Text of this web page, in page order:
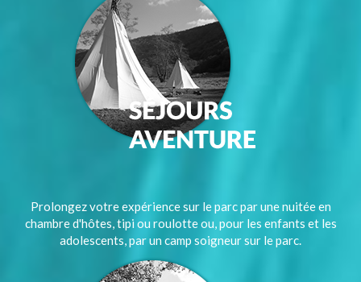
Prolongez votre expérience sur le parc par une nuitée en
chambre d'hôtes, tipi ou roulotte ou, pour les enfants et les
adolescents, par un camp soigneur sur le parc.